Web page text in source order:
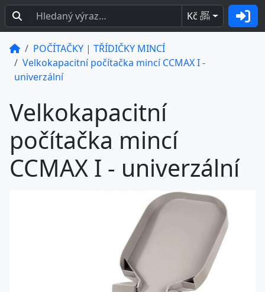
Kč BEZ
DPH
POČÍTAČKY | TŘÍDIČKY MINCÍ
Velkokapacitní počítačka mincí CCMAX I -
univerzální
Velkokapacitní
počítačka mincí
CCMAX I - univerzální